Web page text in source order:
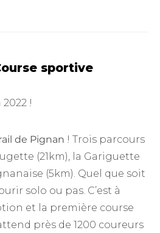
sportive
de Pignan ! Trois parcours
(21km), la Gariguette
(5km). Quel que soit
solo ou pas. C’est à
et la première course
près de 1200 coureurs